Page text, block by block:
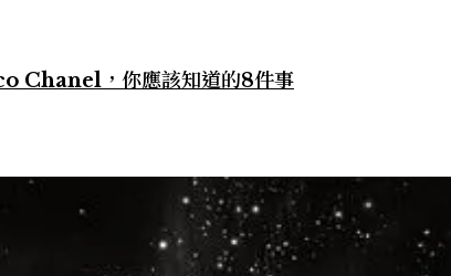
Chanel，你應該知道的8件事